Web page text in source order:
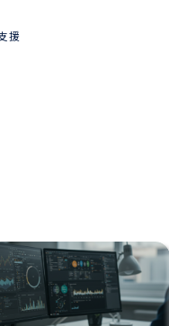
援
サイト制作
対策
運用
テンツマーケティング
コンサルティング
マーケティング代行